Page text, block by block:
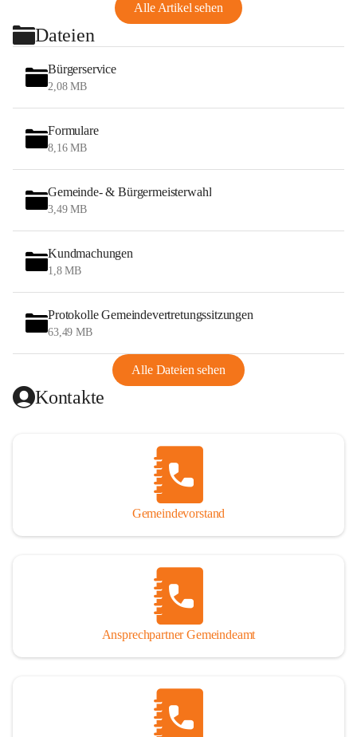
Alle Artikel sehen
Dateien
Bürgerservice
2,08 MB
Formulare
8,16 MB
Gemeinde- & Bürgermeisterwahl
3,49 MB
Kundmachungen
1,8 MB
Protokolle Gemeindevertretungssitzungen
63,49 MB
Alle Dateien sehen
Kontakte
Gemeindevorstand
Ansprechpartner Gemeindeamt